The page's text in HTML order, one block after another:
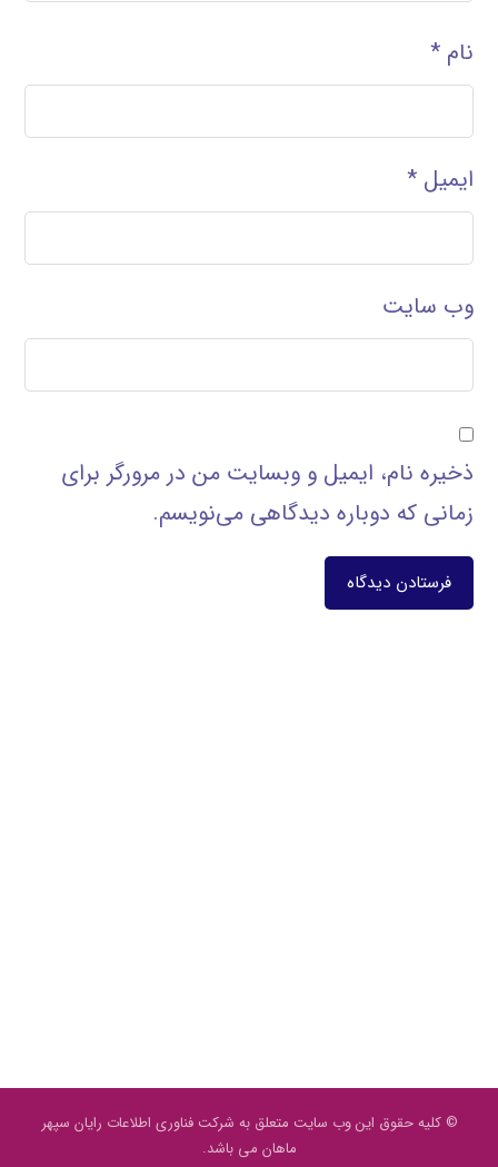
نام*
ایمیل*
وب‌ سایت
ذخیره نام، ایمیل و وبسایت من در مرورگر برای
زمانی که دوباره دیدگاهی می‌نویسم.
فرستادن دیدگاه
© کلیه حقوق این وب سایت متعلق به شرکت فناوری اطلاعات رایان سپهر
ماهان می باشد.